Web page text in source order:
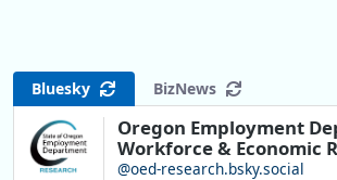
Bluesky BizNews
Oregon Employment
Workforce & Economic
@oed-research.bsky.social